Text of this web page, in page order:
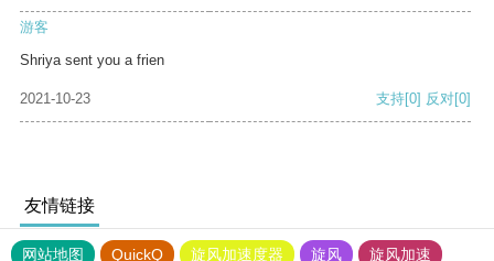
游客
Shriya sent you a frien
2021-10-23 支持[0] 反对[0]
友情链接
网站地图 QuickQ 旋风加速度器 旋风 旋风加速